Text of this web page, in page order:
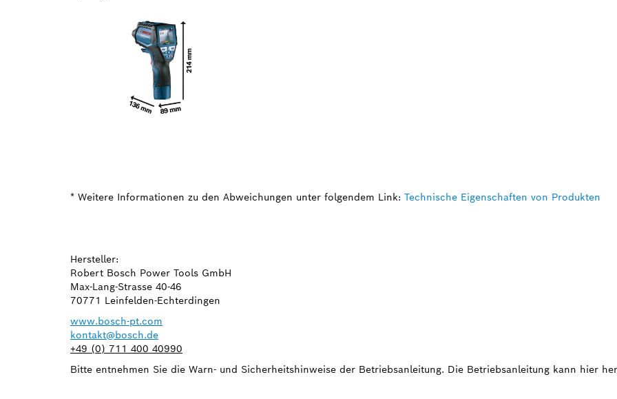
* Weitere Informationen zu den Abweichungen unter folgendem Link: Technische Eigenschaften von Produkten
Hersteller:
Robert Bosch Power Tools GmbH
Max-Lang-Strasse 40-46
70771 Leinfelden-Echterdingen
www.bosch-pt.com
kontakt@bosch.de
+49 (0) 711 400 40990
Bitte entnehmen Sie die Warn- und Sicherheitshinweise der Betriebsanleitung. Die Betriebsanleitung kann hier